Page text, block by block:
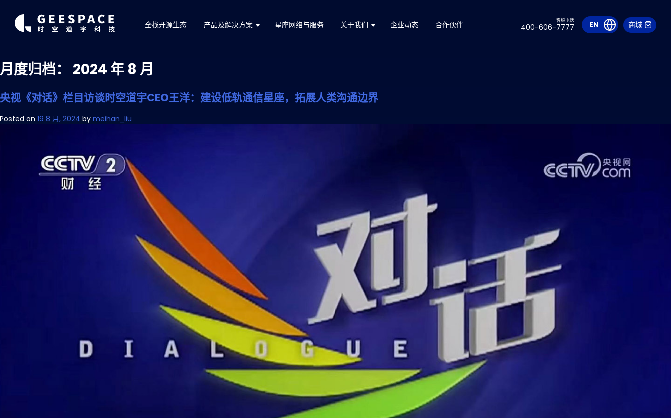
全栈开源生态 产品及解决方案 星座网络与服务 关于我们 企业动态 合作伙伴 客服电话
400-606-7777 EN 商城
月度归档： 2024 年 8 月
央视《对话》栏目访谈时空道宇CEO王洋：建设低轨通信星座，拓展人类沟通边界
Posted on 19 8 月, 2024 by meihan_liu